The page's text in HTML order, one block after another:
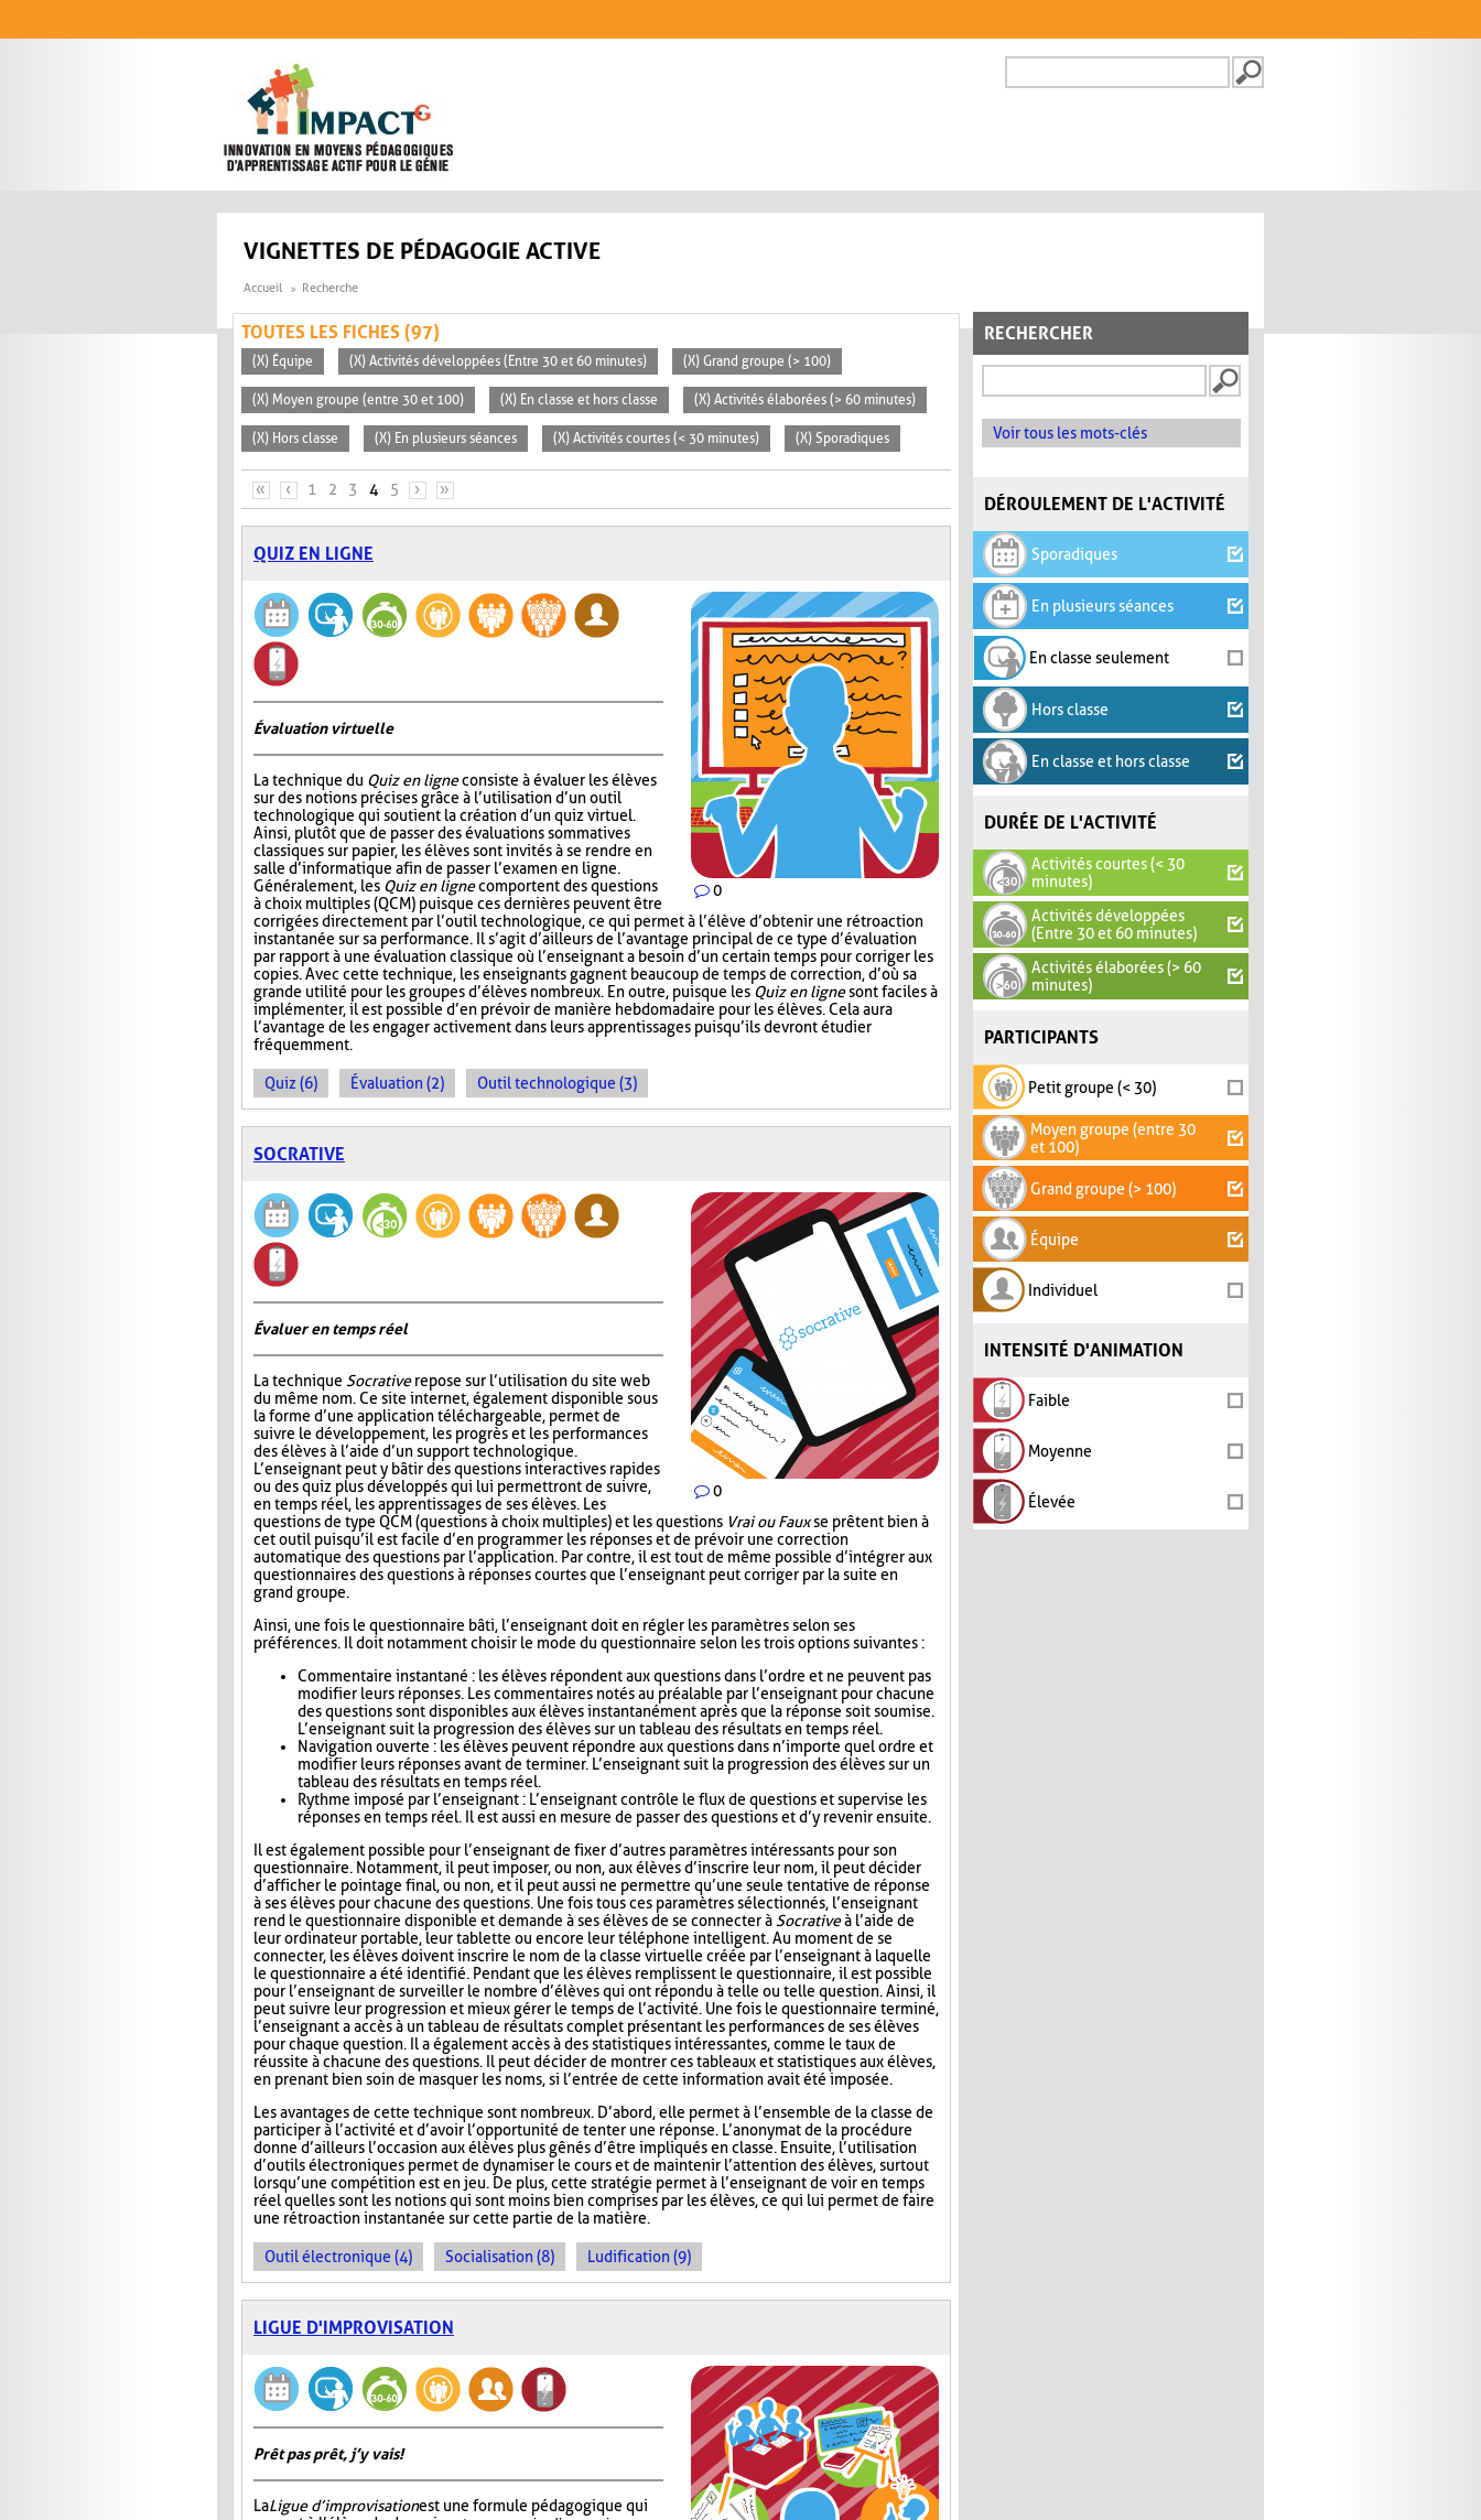
FORMULAIRE DE
VIGNETTES DE PÉDAGOGIE ACTIVE
Accueil Recherche
RECHERCHER
Voir tous les mots-clés
DÉROULEMENT DE L'ACTIVITÉ
Sporadiques
En plusieurs séances
En classe seulement
Hors classe
En classe et hors classe
DURÉE DE L'ACTIVITÉ
Activités courtes (< 30
minutes)
Activités développées
(Entre 30 et 60 minutes)
Activités élaborées (> 60
minutes)
PARTICIPANTS
Petit groupe (< 30)
Moyen groupe (entre 30
et 100)
Grand groupe (> 100)
Équipe
Individuel
INTENSITÉ D'ANIMATION
Faible
Moyenne
Élevée
TOUTES LES FICHES (97)
(X) Équipe (X) Activités développées (Entre 30 et 60 minutes) (X) Grand groupe (> 100)
(X) Moyen groupe (entre 30 et 100) (X) En classe et hors classe (X) Activités élaborées (> 60 minutes)
(X) Hors classe (X) En plusieurs séances (X) Activités courtes (< 30 minutes) (X) Sporadiques
PAGES
« ‹ 1 2 3 4 5 › »
QUIZ EN LIGNE
0
Évaluation virtuelle
La technique du Quiz en ligneconsiste à évaluer les élèves
sur des notions précises grâce à l’utilisation d’un outil
technologique qui soutient la création d’un quiz virtuel.
Ainsi, plutôt que de passer des évaluations sommatives
classiques sur papier, les élèves sont invités à se rendre en
salle d’informatique afin de passer l’examen en ligne.
Généralement, les Quiz en lignecomportent des questions
à choix multiples (QCM) puisque ces dernières peuvent être
corrigées directement par l’outil technologique, ce qui permet à l’élève d’obtenir une rétroaction
instantanée sur sa performance. Il s’agit d’ailleurs de l’avantage principal de ce type d’évaluation
par rapport à une évaluation classique où l’enseignant a besoin d’un certain temps pour corriger les
copies. Avec cette technique, les enseignants gagnent beaucoup de temps de correction, d’où sa
grande utilité pour les groupes d’élèves nombreux. En outre, puisque les Quiz en lignesont faciles à
implémenter, il est possible d’en prévoir de manière hebdomadaire pour les élèves. Cela aura
l’avantage de les engager activement dans leurs apprentissages puisqu’ils devront étudier
fréquemment.
Quiz (6) Évaluation (2) Outil technologique (3)
SOCRATIVE
0
Évaluer en temps réel
La technique Socrativerepose sur l’utilisation du site web
du même nom. Ce site internet, également disponible sous
la forme d’une application téléchargeable, permet de
suivre le développement, les progrès et les performances
des élèves à l’aide d’un support technologique.
L’enseignant peut y bâtir des questions interactives rapides
ou des quiz plus développés qui lui permettront de suivre,
en temps réel, les apprentissages de ses élèves. Les
questions de type QCM (questions à choix multiples) et les questions Vrai ou Fauxse prêtent bien à
cet outil puisqu’il est facile d’en programmer les réponses et de prévoir une correction
automatique des questions par l’application. Par contre, il est tout de même possible d’intégrer aux
questionnaires des questions à réponses courtes que l’enseignant peut corriger par la suite en
grand groupe.
Ainsi, une fois le questionnaire bâti, l’enseignant doit en régler les paramètres selon ses
préférences. Il doit notamment choisir le mode du questionnaire selon les trois options suivantes :
Commentaire instantané : les élèves répondent aux questions dans l’ordre et ne peuvent pas
modifier leurs réponses. Les commentaires notés au préalable par l’enseignant pour chacune
des questions sont disponibles aux élèves instantanément après que la réponse soit soumise.
L’enseignant suit la progression des élèves sur un tableau des résultats en temps réel.
Navigation ouverte : les élèves peuvent répondre aux questions dans n’importe quel ordre et
modifier leurs réponses avant de terminer. L’enseignant suit la progression des élèves sur un
tableau des résultats en temps réel.
Rythme imposé par l’enseignant : L’enseignant contrôle le flux de questions et supervise les
réponses en temps réel. Il est aussi en mesure de passer des questions et d’y revenir ensuite.
Il est également possible pour l’enseignant de fixer d’autres paramètres intéressants pour son
questionnaire. Notamment, il peut imposer, ou non, aux élèves d’inscrire leur nom, il peut décider
d’afficher le pointage final, ou non, et il peut aussi ne permettre qu’une seule tentative de réponse
à ses élèves pour chacune des questions. Une fois tous ces paramètres sélectionnés, l’enseignant
rend le questionnaire disponible et demande à ses élèves de se connecter àSocrativeà l’aide de
leur ordinateur portable, leur tablette ou encore leur téléphone intelligent. Au moment de se
connecter, les élèves doivent inscrire le nom de la classe virtuelle créée par l’enseignant à laquelle
le questionnaire a été identifié. Pendant que les élèves remplissent le questionnaire, il est possible
pour l’enseignant de surveiller le nombre d’élèves qui ont répondu à telle ou telle question. Ainsi, il
peut suivre leur progression et mieux gérer le temps de l’activité. Une fois le questionnaire terminé,
l’enseignant a accès à un tableau de résultats complet présentant les performances de ses élèves
pour chaque question. Il a également accès à des statistiques intéressantes, comme le taux de
réussite à chacune des questions. Il peut décider de montrer ces tableaux et statistiques aux élèves,
en prenant bien soin de masquer les noms, si l’entrée de cette information avait été imposée.
Les avantages de cette technique sont nombreux. D’abord, elle permet à l’ensemble de la classe de
participer à l’activité et d’avoir l’opportunité de tenter une réponse. L’anonymat de la procédure
donne d’ailleurs l’occasion aux élèves plus gênés d’être impliqués en classe. Ensuite, l’utilisation
d’outils électroniques permet de dynamiser le cours et de maintenir l’attention des élèves, surtout
lorsqu’une compétition est en jeu. De plus, cette stratégie permet à l’enseignant de voir en temps
réel quelles sont les notions qui sont moins bien comprises par les élèves, ce qui lui permet de faire
une rétroaction instantanée sur cette partie de la matière.
Outil électronique (4) Socialisation (8) Ludification (9)
LIGUE D'IMPROVISATION
Prêt pas prêt, j’y vais!
LaLigue d’improvisationest une formule pédagogique qui